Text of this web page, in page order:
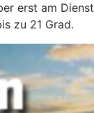
erst am
zu 21 Grad.